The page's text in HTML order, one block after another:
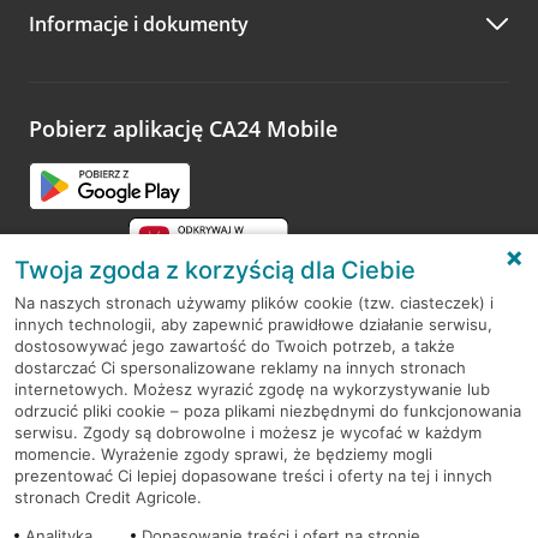
Zachęcamy do podzielenia się z nami opinią o wizycie.
opinie.
Informacje i dokumenty
Pobierz aplikację CA24 Mobile
RODO
Regulamin serwisu
Mapa serwisu
PolitykaCookies
Twoja zgoda z korzyścią dla Ciebie
Na naszych stronach używamy plików cookie (tzw. ciasteczek) i
innych technologii, aby zapewnić prawidłowe działanie serwisu,
dostosowywać jego zawartość do Twoich potrzeb, a także
dostarczać Ci spersonalizowane reklamy na innych stronach
internetowych. Możesz wyrazić zgodę na wykorzystywanie lub
odrzucić pliki cookie – poza plikami niezbędnymi do funkcjonowania
serwisu. Zgody są dobrowolne i możesz je wycofać w każdym
momencie. Wyrażenie zgody sprawi, że będziemy mogli
prezentować Ci lepiej dopasowane treści i oferty na tej i innych
stronach Credit Agricole.